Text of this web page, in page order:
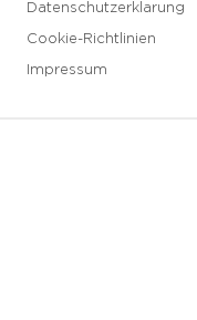
Datenschutzerklarung
Cookie-Richtlinien
Impressum